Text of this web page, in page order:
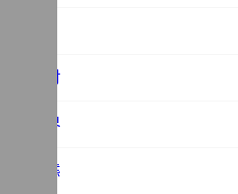
歷史探討
法務世界
社會百態